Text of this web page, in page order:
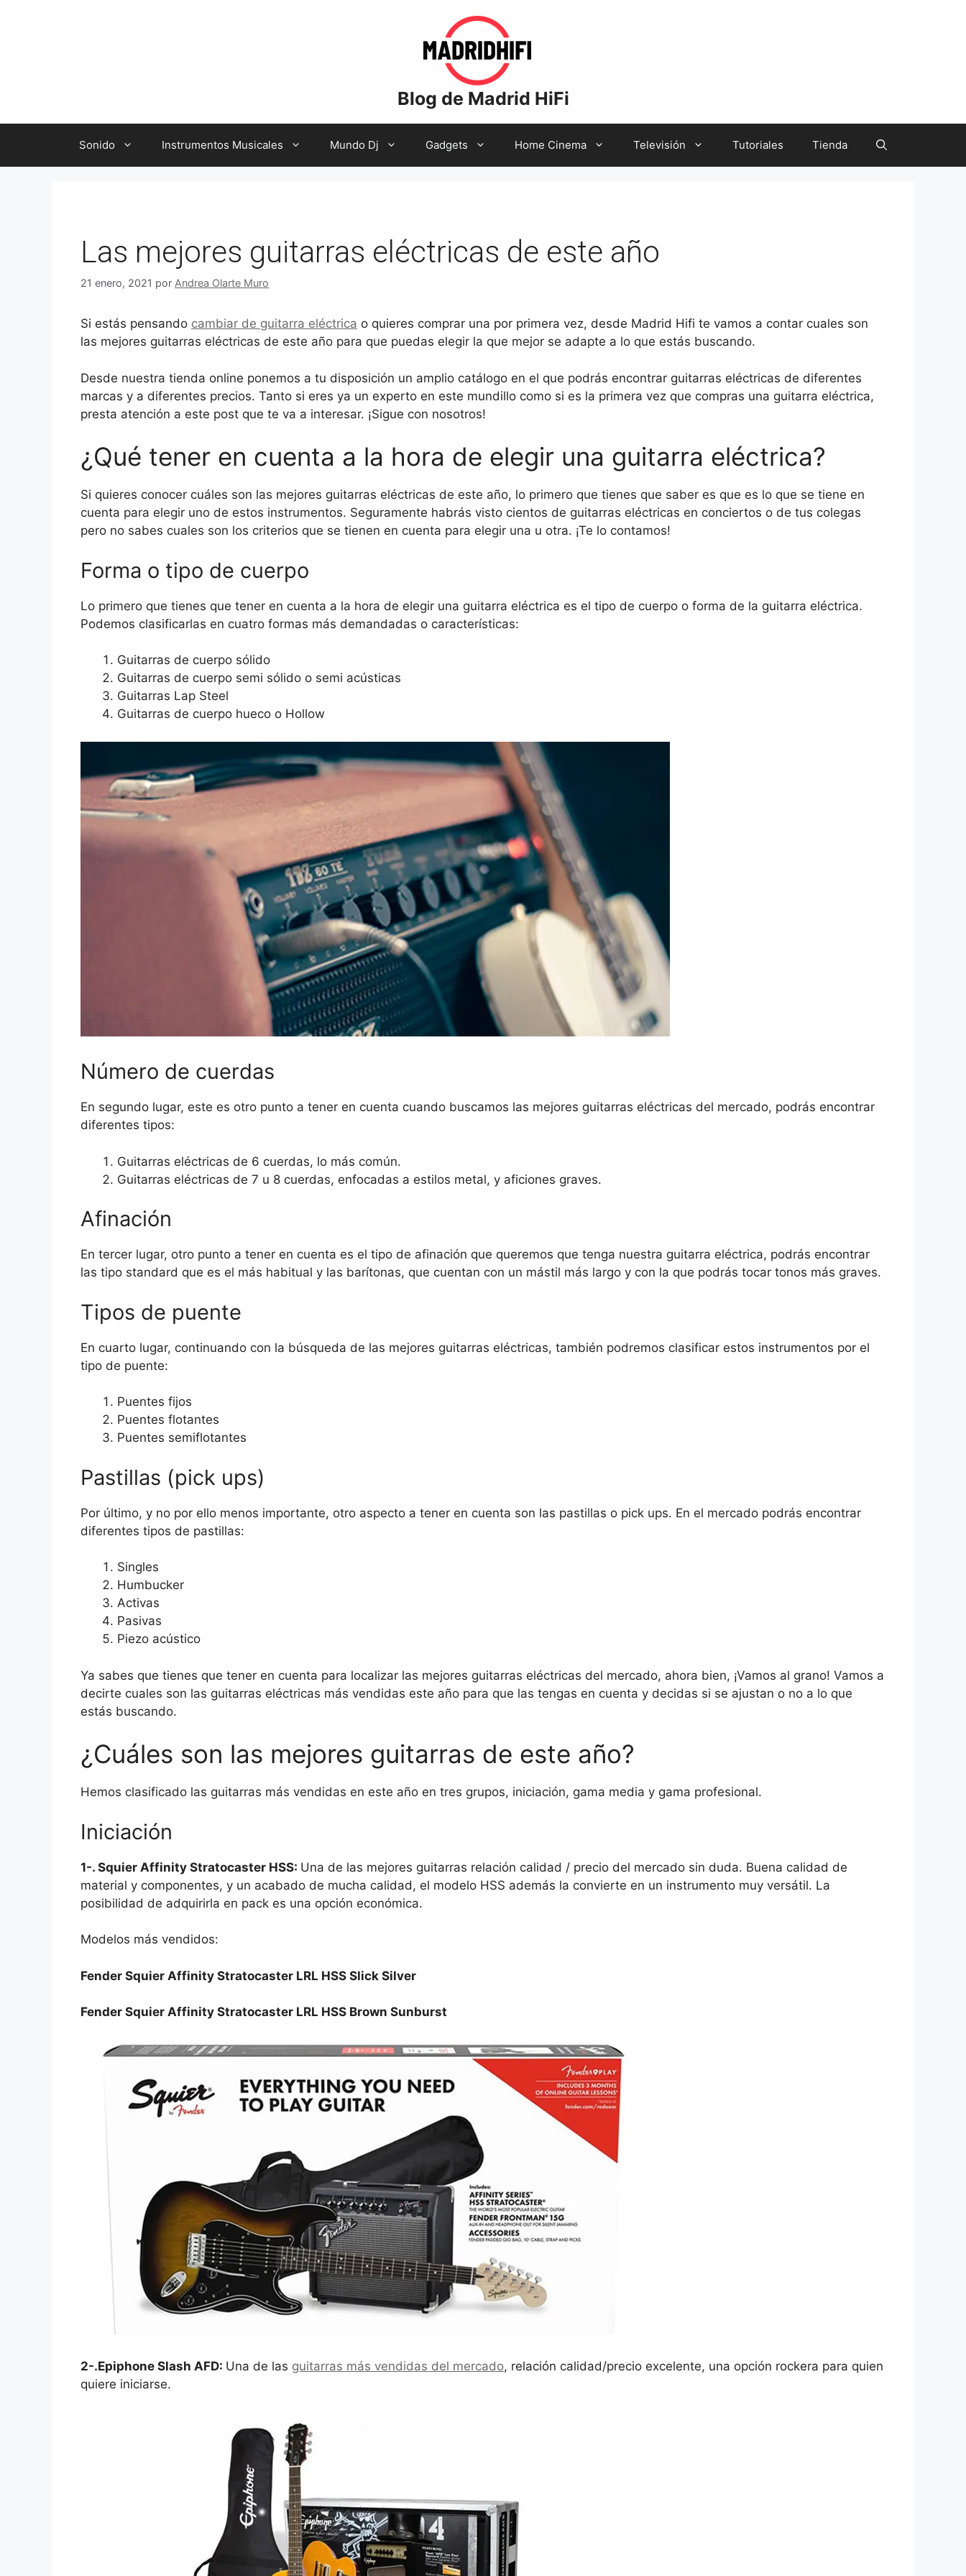
Blog de Madrid HiFi
Sonido Instrumentos Musicales Mundo Dj Gadgets Home Cinema Televisión Tutoriales Tienda
Las mejores guitarras eléctricas de este año
21 enero, 2021 por Andrea Olarte Muro
Si estás pensando cambiar de guitarra eléctrica o quieres comprar una por primera vez, desde Madrid Hifi te vamos a contar cuales son
las mejores guitarras eléctricas de este año para que puedas elegir la que mejor se adapte a lo que estás buscando.
Desde nuestra tienda online ponemos a tu disposición un amplio catálogo en el que podrás encontrar guitarras eléctricas de diferentes
marcas y a diferentes precios. Tanto si eres ya un experto en este mundillo como si es la primera vez que compras una guitarra eléctrica,
presta atención a este post que te va a interesar. ¡Sigue con nosotros!
¿Qué tener en cuenta a la hora de elegir una guitarra eléctrica?
Si quieres conocer cuáles son las mejores guitarras eléctricas de este año, lo primero que tienes que saber es que es lo que se tiene en
cuenta para elegir uno de estos instrumentos. Seguramente habrás visto cientos de guitarras eléctricas en conciertos o de tus colegas
pero no sabes cuales son los criterios que se tienen en cuenta para elegir una u otra. ¡Te lo contamos!
Forma o tipo de cuerpo
Lo primero que tienes que tener en cuenta a la hora de elegir una guitarra eléctrica es el tipo de cuerpo o forma de la guitarra eléctrica.
Podemos clasificarlas en cuatro formas más demandadas o características:
Guitarras de cuerpo sólido
Guitarras de cuerpo semi sólido o semi acústicas
Guitarras Lap Steel
Guitarras de cuerpo hueco o Hollow
Número de cuerdas
En segundo lugar, este es otro punto a tener en cuenta cuando buscamos las mejores guitarras eléctricas del mercado, podrás encontrar
diferentes tipos:
Guitarras eléctricas de 6 cuerdas, lo más común.
Guitarras eléctricas de 7 u 8 cuerdas, enfocadas a estilos metal, y aficiones graves.
Afinación
En tercer lugar, otro punto a tener en cuenta es el tipo de afinación que queremos que tenga nuestra guitarra eléctrica, podrás encontrar
las tipo standard que es el más habitual y las barítonas, que cuentan con un mástil más largo y con la que podrás tocar tonos más graves.
Tipos de puente
En cuarto lugar, continuando con la búsqueda de las mejores guitarras eléctricas, también podremos clasificar estos instrumentos por el
tipo de puente:
Puentes fijos
Puentes flotantes
Puentes semiflotantes
Pastillas (pick ups)
Por último, y no por ello menos importante, otro aspecto a tener en cuenta son las pastillas o pick ups. En el mercado podrás encontrar
diferentes tipos de pastillas:
Singles
Humbucker
Activas
Pasivas
Piezo acústico
Ya sabes que tienes que tener en cuenta para localizar las mejores guitarras eléctricas del mercado, ahora bien, ¡Vamos al grano! Vamos a
decirte cuales son las guitarras eléctricas más vendidas este año para que las tengas en cuenta y decidas si se ajustan o no a lo que
estás buscando.
¿Cuáles son las mejores guitarras de este año?
Hemos clasificado las guitarras más vendidas en este año en tres grupos, iniciación, gama media y gama profesional.
Iniciación
1-. Squier Affinity Stratocaster HSS: Una de las mejores guitarras relación calidad / precio del mercado sin duda. Buena calidad de
material y componentes, y un acabado de mucha calidad, el modelo HSS además la convierte en un instrumento muy versátil. La
posibilidad de adquirirla en pack es una opción económica.
Modelos más vendidos:
Fender Squier Affinity Stratocaster LRL HSS Slick Silver
Fender Squier Affinity Stratocaster LRL HSS Brown Sunburst
2-.Epiphone Slash AFD: Una de las guitarras más vendidas del mercado, relación calidad/precio excelente, una opción rockera para quien
quiere iniciarse.